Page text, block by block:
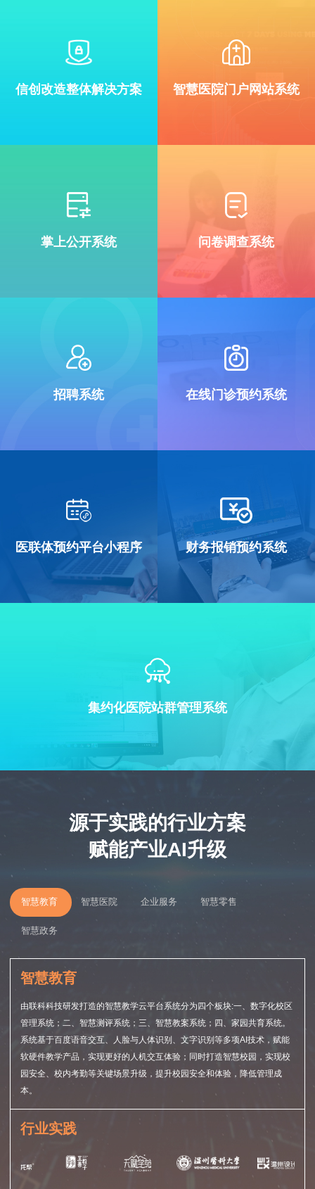
信创改造整体解决方案 智慧医院门户网站系统
掌上公开系统 问卷调查系统
招聘系统 在线门诊预约系统
医联体预约平台小程序 财务报销预约系统
集约化医院站群管理系统
源于实践的行业方案
赋能产业AI升级
智慧教育 智慧医院 企业服务 智慧零售
智慧政务
智慧教育
由联科科技研发打造的智慧教学云平台系统分为四个板块:一、数字化校区
管理系统；二、智慧测评系统；三、智慧教案系统；四、家园共育系统。
系统基于百度语音交互、人脸与人体识别、文字识别等多项AI技术，赋能
软硬件教学产品，实现更好的人机交互体验；同时打造智慧校园，实现校
园安全、校内考勤等关键场景升级，提升校园安全和体验，降低管理成
本。
行业实践